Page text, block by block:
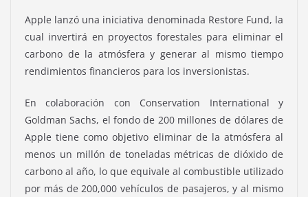
Apple lanzó una iniciativa denominada Restore Fund, la
cual invertirá en proyectos forestales para eliminar el
carbono de la atmósfera y generar al mismo tiempo
rendimientos financieros para los inversionistas.
En colaboración con Conservation International y
Goldman Sachs, el fondo de 200 millones de dólares de
Apple tiene como objetivo eliminar de la atmósfera al
menos un millón de toneladas métricas de dióxido de
carbono al año, lo que equivale al combustible utilizado
por más de 200,000 vehículos de pasajeros, y al mismo